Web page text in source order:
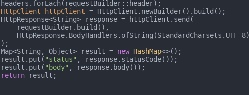
HttpClient
httpClient = HttpClient.newBuilder().build();
        Map<String, Object> result =
new HashMap<>();
        result.put(
"status" , response.statusCode());
        result.put(
"body" , response.body());
return result;